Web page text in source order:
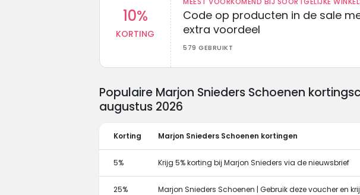
10%
KORTING
Code op producten in de sale
extra voordeel
579 GEBRUIKT
Populaire Marjon Snieders Schoenen
augustus 2026
Korting Marjon Snieders Schoenen kortingen
5% Krijg 5% korting bij Marjon Snieders via de nieuwsbrief
25% Marjon Snieders Schoenen | Gebruik deze voucher en